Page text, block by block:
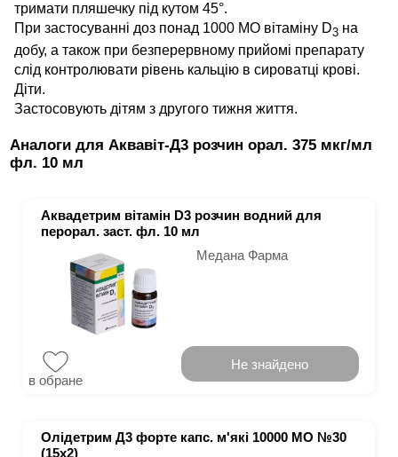
тримати пляшечку під кутом 45°.
При застосуванні доз понад 1000 МО вітаміну D3 на
добу, а також при безперервному прийомі препарату
слід контролювати рівень кальцію в сироватці крові.
Діти.
Застосовують дітям з другого тижня життя.
Аналоги для Аквавіт-Д3 розчин орал. 375 мкг/мл
фл. 10 мл
Аквадетрим вітамін D3 розчин водний для
перорал. заст. фл. 10 мл
Медана Фарма
в обране
Не знайдено
Олідетрим Д3 форте капс. м'які 10000 МО №30
(15х2)